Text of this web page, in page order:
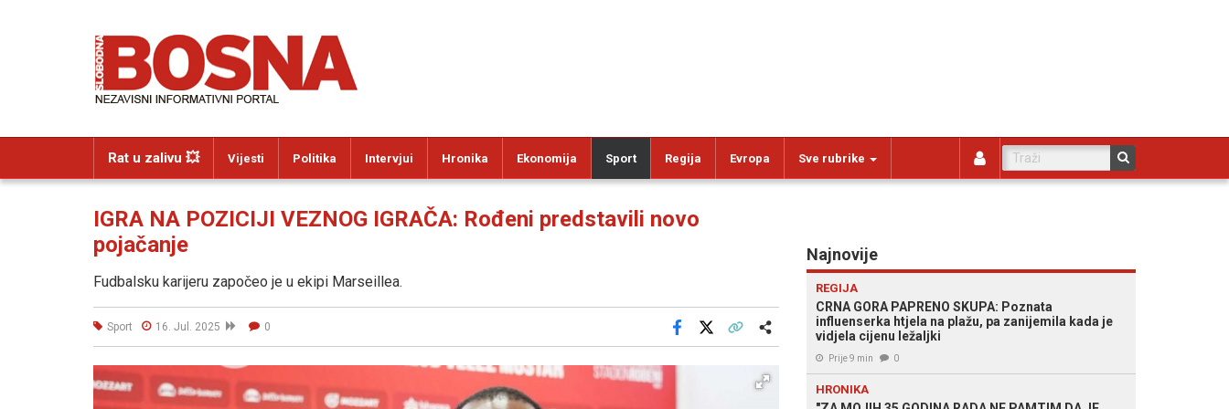
Rat u zalivu 💥 Vijesti Politika Intervjui Hronika Ekonomija Sport Regija Evropa Sve rubrike
IGRA NA POZICIJI VEZNOG IGRAČA: Rođeni predstavili novo
pojačanje
Fudbalsku karijeru započeo je u ekipi Marseillea.
Sport 16. Jul. 2025 0
Facebook
Najnovije
REGIJA
CRNA GORA PAPRENO SKUPA: Poznata
influenserka htjela na plažu, pa zanijemila kada je
vidjela cijenu ležaljki
Prije 9 min 0
HRONIKA